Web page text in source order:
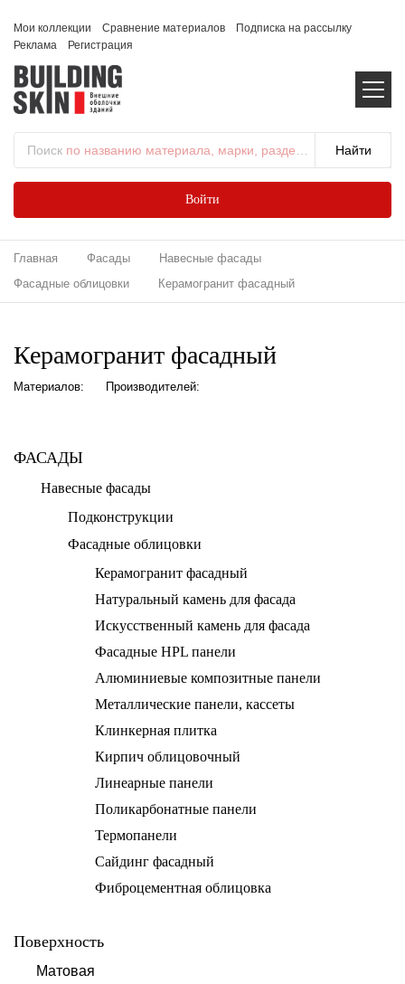
Мои коллекции Сравнение материалов
Подписка на рассылку
Реклама
Регистрация
Поиск по названию материала, марки, раздела...
Войти
Главная Фасады
Навесные фасады
Фасадные облицовки
Керамогранит фасадный
Керамогранит фасадный
Материалов: Производителей:
ФАСАДЫ
Навесные фасады
Подконструкции
Фасадные облицовки
Керамогранит фасадный
Натуральный камень для фасада
Искусственный камень для фасада
Фасадные HPL панели
Алюминиевые композитные панели
Металлические панели, кассеты
Клинкерная плитка
Кирпич облицовочный
Линеарные панели
Поликарбонатные панели
Термопанели
Сайдинг фасадный
Фиброцементная облицовка
Поверхность
Матовая